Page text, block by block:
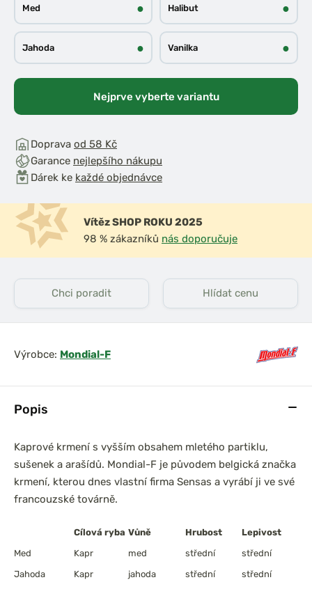
Popis
Kaprové krmení s vyšším obsahem mletého partiklu,
sušenek a arašídů. Mondial-F je původem belgická značka
krmení, kterou dnes vlastní firma Sensas a vyrábí ji ve své
francouzské továrně.
Cílová ryba Vůně Hrubost
Lepivost
Med
Kapr med střední
střední
Jahoda
Kapr jahoda střední
střední
Med ● Halibut ●
Jahoda ● Vanilka ●
Nejprve vyberte variantu
Doprava od 58 Kč
Garance nejlepšího nákupu
Dárek ke každé objednávce
Vítěz SHOP ROKU 2025
98 % zákazníků nás doporučuje
Chci poradit Hlídat cenu
Výrobce: Mondial-F